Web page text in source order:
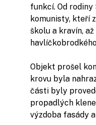
funkcí. Od
komunisty, kteří
školu a kravín,
Objekt prošel
krovu byla
části byly
propadlých
výzdoba fasády